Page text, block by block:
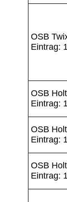
OSB
Eintrag:
OSB
Eintrag:
OSB
Eintrag:
OSB
Eintrag: